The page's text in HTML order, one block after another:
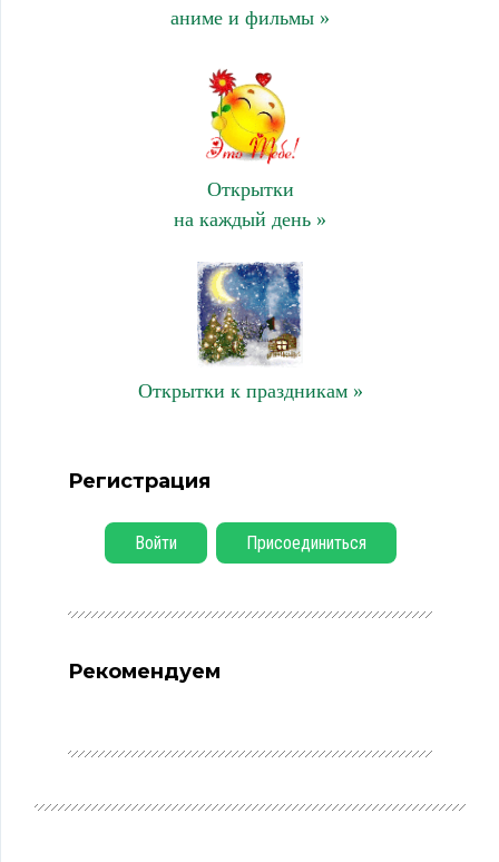
аниме и фильмы »
Открытки
на каждый день »
Открытки к праздникам »
Регистрация
Войти Присоединиться
Рекомендуем